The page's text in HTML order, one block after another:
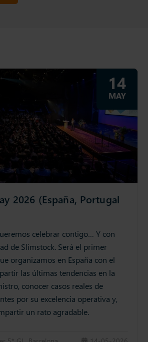
2026 (España, Portugal
celebrar contigo… Y con
de Slimstock. Será el primer
organizamos en España con el
las últimas tendencias en la
conocer casos reales de
por su excelencia operativa y,
un rato agradable.
14
MAY